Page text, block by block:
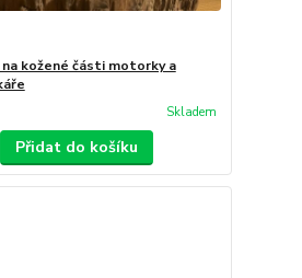
na kožené části motorky a
Skladem
Přidat do košíku